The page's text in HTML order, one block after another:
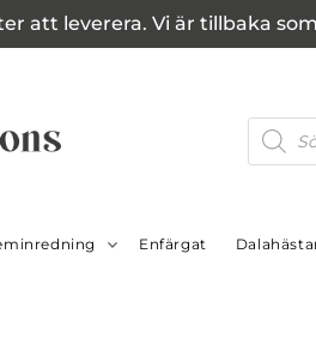
att leverera. Vi är tillbaka
Enfärgat